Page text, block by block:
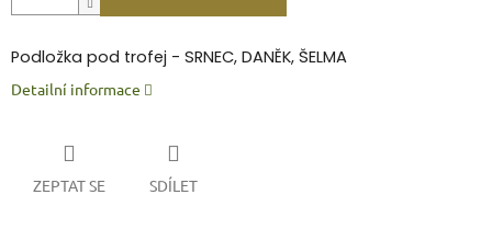
Podložka pod trofej - SRNEC, DANĚK, ŠELMA
Detailní informace
ZEPTAT SE SDÍLET